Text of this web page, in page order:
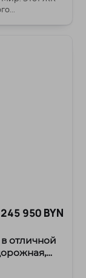
245 950 BYN
отличной